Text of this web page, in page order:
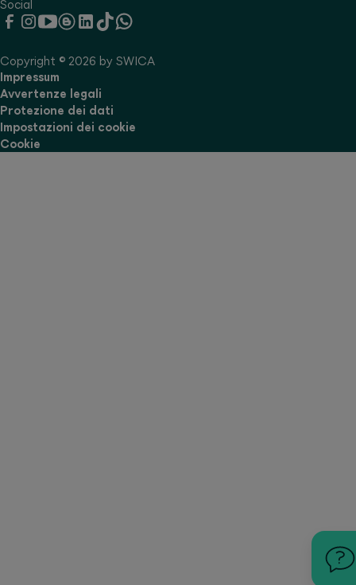
Social
Copyright © 2026 by SWICA
Impressum
Avvertenze legali
Protezione dei dati
Impostazioni dei cookie
Cookie